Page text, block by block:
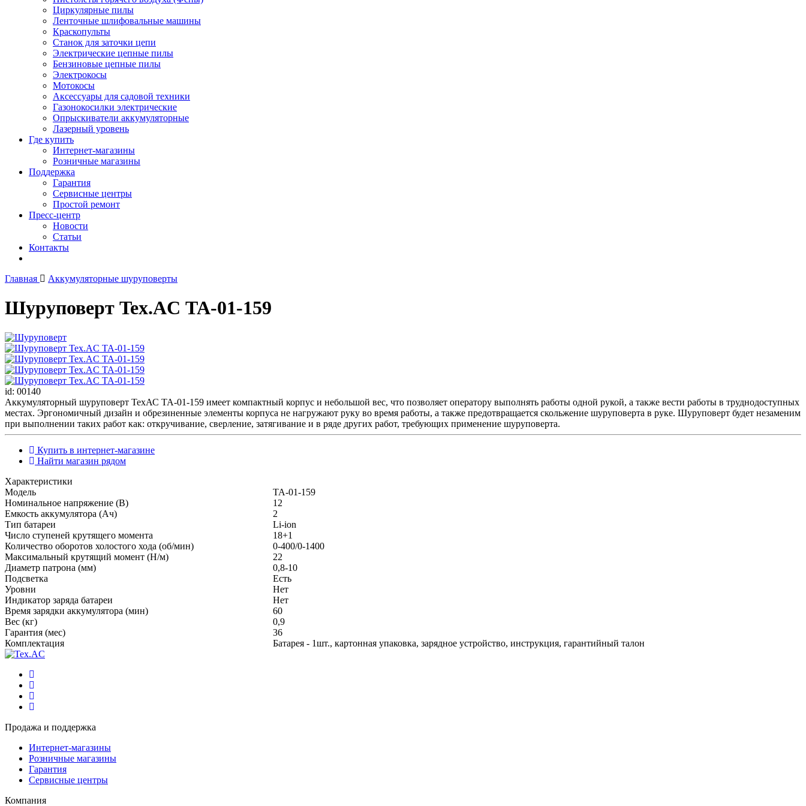
Циркулярные пилы
Ленточные шлифовальные машины
Краскопульты
Станок для заточки цепи
Электрические цепные пилы
Бензиновые цепные пилы
Электрокосы
Мотокосы
Аксессуары для садовой техники
Газонокосилки электрические
Опрыскиватели аккумуляторные
Лазерный уровень
Где купить
Интернет-магазины
Розничные магазины
Поддержка
Гарантия
Сервисные центры
Простой ремонт
Пресс-центр
Новости
Статьи
Контакты
Главная Аккумуляторные шуруповерты
Шуруповерт Tex.AC ТА-01-159
id: 00140
Аккумуляторный шуруповерт ТехАС TA-01-159 имеет компактный корпус и небольшой вес, что позволяет оператору выполнять работы одной рукой, а также вести работы в труднодоступных
местах. Эргономичный дизайн и обрезиненные элементы корпуса не нагружают руку во время работы, а также предотвращается скольжение шуруповерта в руке. Шуруповерт будет незаменим
при выполнении таких работ как: откручивание, сверление, затягивание и в ряде других работ, требующих применение шуруповерта.
Купить в интернет-магазине
Найти магазин рядом
Характеристики
Модель
ТА-01-159
Номинальное напряжение (В)
12
Емкость аккумулятора (Ач)
2
Тип батареи
Li-ion
Число ступеней крутящего момента
18+1
Количество оборотов холостого хода (об/мин)
0-400/0-1400
Максимальный крутящий момент (Н/м)
22
Диаметр патрона (мм)
0,8-10
Подсветка
Есть
Уровни
Нет
Индикатор заряда батареи
Нет
Время зарядки аккумулятора (мин)
60
Вес (кг)
0,9
Гарантия (мес)
36
Комплектация
Батарея - 1шт., картонная упаковка, зарядное устройство, инструкция, гарантийный талон
Продажа и поддержка
Интернет-магазины
Розничные магазины
Гарантия
Сервисные центры
Компания